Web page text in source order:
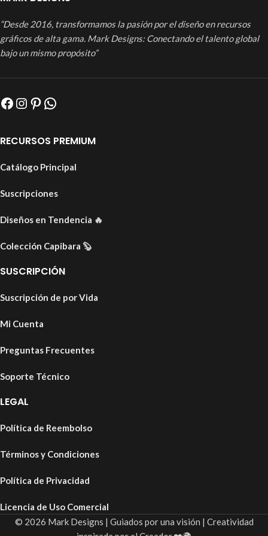
“Desde 2016, transformamos la pasión por el diseño en recursos
gráficos de alta gama. Mark Designs: Conectando el talento global
bajo un mismo propósito”
RECURSOS PREMIUM
Catálogo Principal
Suscripciones
Diseños en Tendencia 🔥
Colección Capibara 🦫
SUSCRIPCIÓN
Suscripción de por Vida
Mi Cuenta
Preguntas Frecuentes
Soporte Técnico
LEGAL
Política de Reembolso
Términos y Condiciones
Política de Privacidad
Licencia de Uso Comercial
© 2026 Mark Designs | Guiados por una visión | Creatividad